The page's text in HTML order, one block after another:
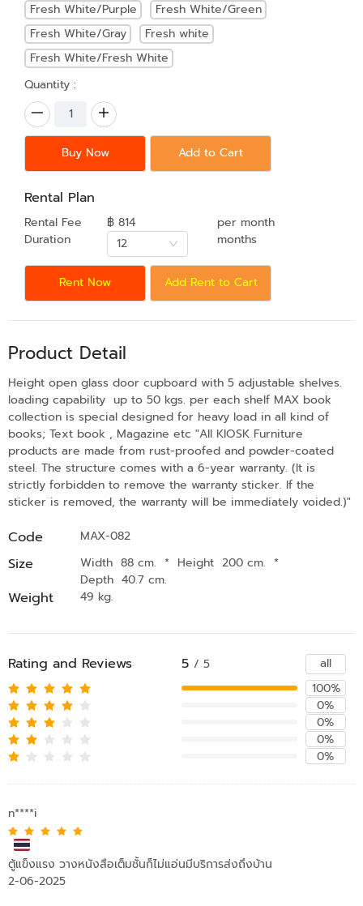
Fresh White/Purple
Fresh White/Green
Fresh White/Gray
Fresh white
Fresh White/Fresh White
Quantity :
Buy Now Add to Cart
Rental Plan
Rental Fee ฿ 814
per month
Duration
12 months
Rent Now Add Rent to Cart
Product Detail
Height open glass door cupboard with 5 adjustable shelves.
loading capability up to 50 kgs. per each shelf MAX book
collection is special designed for heavy load in all kind of
books; Text book , Magazine etc "All KIOSK Furniture
products are made from rust-proofed and powder-coated
steel. The structure comes with a 6-year warranty. (It is
strictly forbidden to remove the warranty sticker. If the
sticker is removed, the warranty will be immediately voided.)"
Code MAX-082
Size Width 88 cm. * Height 200 cm. *
Depth 40.7 cm.
Weight 49 kg.
Rating and Reviews 5 / 5
all
100%
0%
0%
0%
0%
n****i
ตู้แข็งแรง วางหนังสือเต็มชั้นก็ไม่แอ่นมีบริการส่งถึงบ้าน
2-06-2025